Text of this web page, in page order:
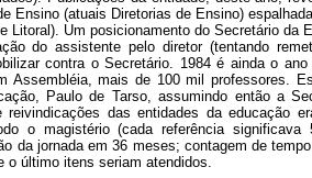
Ensino (atuais Diretorias de Ensino)
Litoral). Um posicionamento do Secretário da
do assistente pelo diretor (tentando
contra o Secretário. 1984 é ainda o
Assembléia, mais de 100 mil professores.
Paulo de Tarso, assumindo então a
reivindicações das entidades da educação
o magistério (cada referência
da jornada em 36 meses; contagem de
o último itens seriam atendidos.